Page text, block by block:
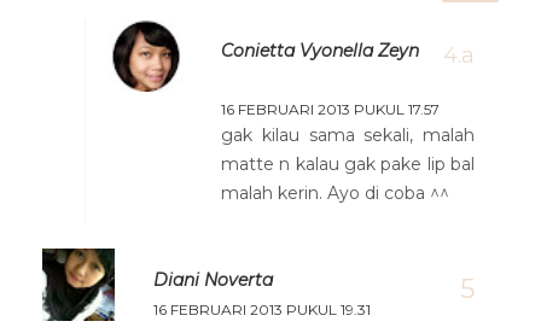
Conietta Vyonella Zeyn
16 FEBRUARI 2013 PUKUL 17.57
gak kilau sama sekali, malah
matte n kalau gak pake lip bal
malah kerin. Ayo di coba ^^
Diani Noverta
16 FEBRUARI 2013 PUKUL 19.31